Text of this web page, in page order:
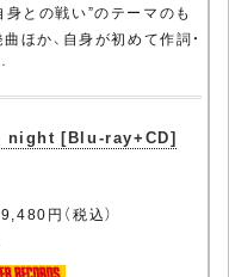
との戦い”のテーマのも
曲ほか、自身が初めて作詞・
night [Blu-ray+CD]
円（税込）